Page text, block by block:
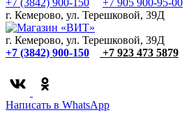
+7 (3842) 900-150
+7 905 900-95-00
г. Кемерово, ул. Терешковой, 39Д
г. Кемерово, ул. Терешковой, 39Д
+7 (3842) 900-150
+7 923 473 5879
Написать в WhatsApp